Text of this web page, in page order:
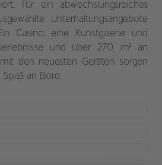
Für ein abwechslungsreiches
Unterhaltungsangebote
Casino, eine Kunstgalerie und
und über 270 m² an
den neuesten Geräten sorgen
an Bord.